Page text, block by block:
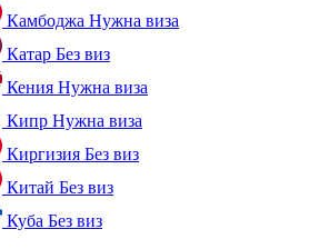
Камбоджа Нужна виза
Катар Без виз
Кения Нужна виза
Кипр Нужна виза
Киргизия Без виз
Китай Без виз
Куба Без виз